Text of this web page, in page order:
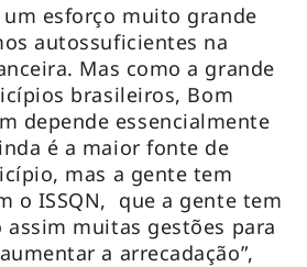
esforço muito grande
autossuficientes na
Mas como a grande
brasileiros, Bom
depende essencialmente
é a maior fonte de
mas a gente tem
o ISSQN, que a gente tem
muitas gestões para
a arrecadação”,